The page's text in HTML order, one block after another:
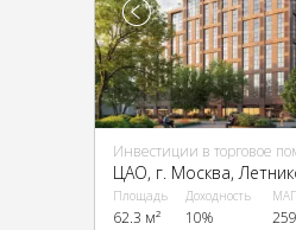
Инвестиции в торговое
Площадь
62.3 м²
Доходность
10%